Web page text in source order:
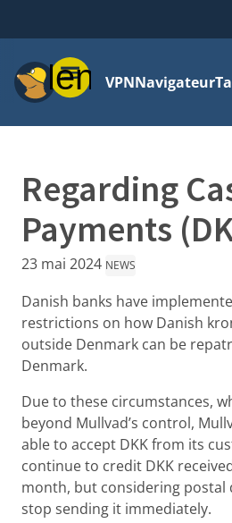
MenuVPNNavigateur
Regarding
Payments
23 mai 2024 NEWS
Danish banks have
restrictions on how Danish
outside Denmark can be
Denmark.
Due to these circumstances,
beyond Mullvad’s control,
able to accept DKK from its
continue to credit DKK
month, but considering postal
stop sending it immediately.